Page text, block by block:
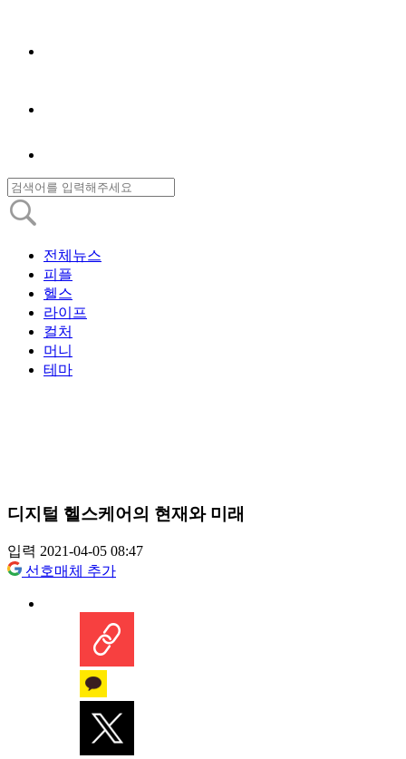
전체뉴스
피플
헬스
라이프
컬처
머니
테마
디지털 헬스케어의 현재와 미래
입력 2021-04-05 08:47
선호매체 추가